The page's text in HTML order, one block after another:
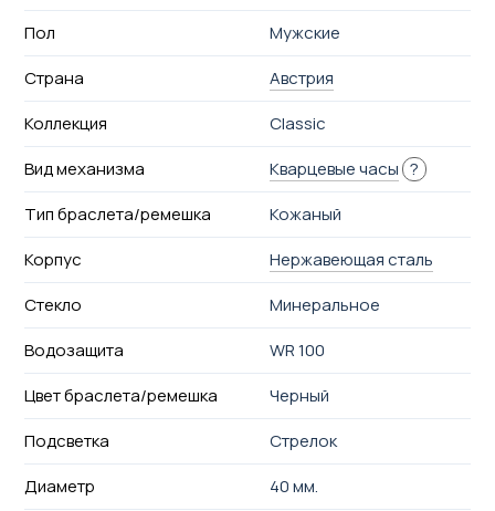
Пол
Мужские
Страна
Австрия
Коллекция
Classic
Вид механизма
Кварцевые часы ?
Тип браслета/ремешка
Кожаный
Корпус
Нержавеющая сталь
Стекло
Минеральное
Водозащита
WR 100
Цвет браслета/ремешка
Черный
Подсветка
Стрелок
Диаметр
40 мм.